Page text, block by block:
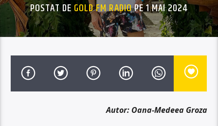
POSTAT DE GOLD FM RADIOPE 1 MAI 2024
Autor: Oana-Medeea Groza